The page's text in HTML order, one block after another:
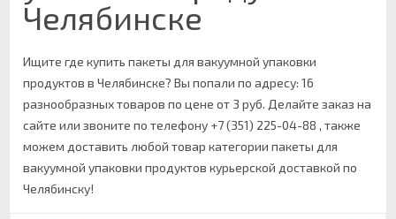
Челябинске
Ищите где купить пакеты для вакуумной упаковки
продуктов в Челябинске? Вы попали по адресу: 16
разнообразных товаров по цене от 3 руб. Делайте заказ на
сайте или звоните по телефону +7 (351) 225-04-88 , также
можем доставить любой товар категории пакеты для
вакуумной упаковки продуктов курьерской доставкой по
Челябинску!